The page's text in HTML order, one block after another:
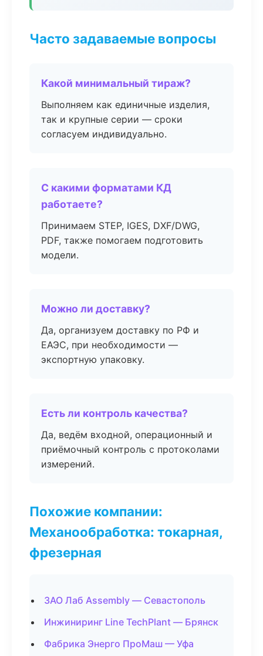
Часто задаваемые вопросы
Какой минимальный тираж?
Выполняем как единичные изделия,
так и крупные серии — сроки
согласуем индивидуально.
С какими форматами КД
работаете?
Принимаем STEP, IGES, DXF/DWG,
PDF, также помогаем подготовить
модели.
Можно ли доставку?
Да, организуем доставку по РФ и
ЕАЭС, при необходимости —
экспортную упаковку.
Есть ли контроль качества?
Да, ведём входной, операционный и
приёмочный контроль с протоколами
измерений.
Похожие компании:
Механообработка: токарная,
фрезерная
ЗАО Лаб Assembly — Севастополь
Инжиниринг Line TechPlant — Брянск
Фабрика Энерго ПроМаш — Уфа